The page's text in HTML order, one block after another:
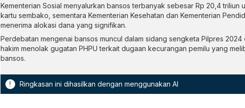
Kementerian Sosial menyalurkan bansos terbanyak sebesar Rp 20,4 triliun
kartu sembako, sementara Kementerian Kesehatan dan Kementerian
menerima alokasi dana yang signifikan.
Perdebatan mengenai bansos muncul dalam sidang sengketa Pilpres 2024
hakim menolak gugatan PHPU terkait dugaan kecurangan pemilu yang
bansos.
! Ringkasan ini dihasilkan dengan menggunakan AI